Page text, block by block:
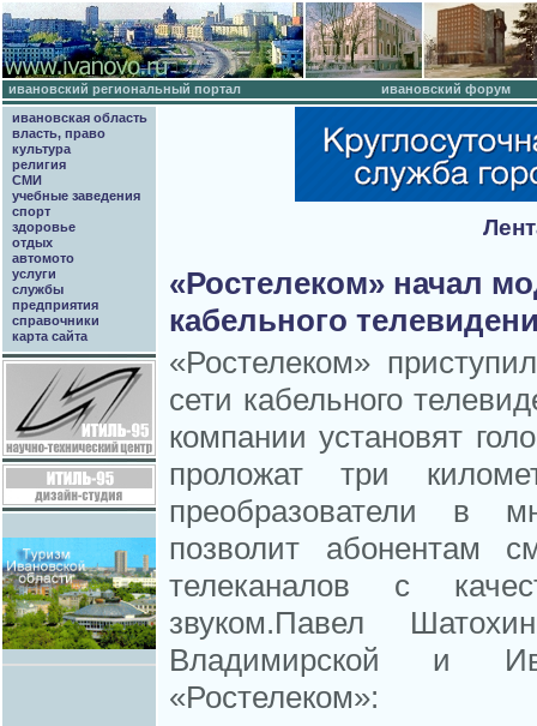
ивановский региональный портал
ивановский форум
ивановская область
власть, право
культура
религия
СМИ
учебные заведения
спорт
здоровье
отдых
автомото
услуги
службы
предприятия
справочники
карта сайта
«Ростелеком» начал
кабельного
«Ростелеком»
сети кабельного
компании установят
проложат три
преобразователи в
позволит абонентам
телеканалов с
звуком.Павел
Владимирской и
«Ростелеком»: